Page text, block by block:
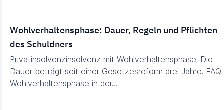
Wohlverhaltensphase: Dauer, Regeln und Pflichten
des Schuldners
Privatinsolvenzinsolvenz mit Wohlverhaltensphase: Die
Dauer beträgt seit einer Gesetzesreform drei Jahre. FAQ:
Wohlverhaltensphase in der…